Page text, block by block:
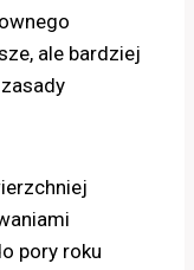
ale bardziej
pory roku